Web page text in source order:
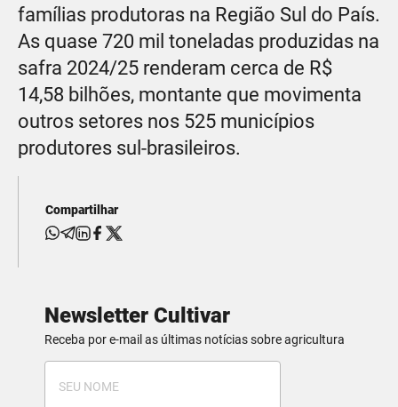
famílias produtoras na Região Sul do País.
As quase 720 mil toneladas produzidas na
safra 2024/25 renderam cerca de R$
14,58 bilhões, montante que movimenta
outros setores nos 525 municípios
produtores sul-brasileiros.
Compartilhar
Newsletter Cultivar
Receba por e-mail as últimas notícias sobre agricultura